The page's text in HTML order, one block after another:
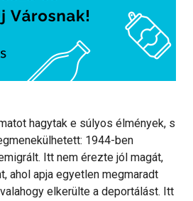
hagytak e súlyos élmények, s
1944-ben
Itt nem érezte jól magát,
ahol apja egyetlen megmaradt
elkerülte a deportálást. Itt